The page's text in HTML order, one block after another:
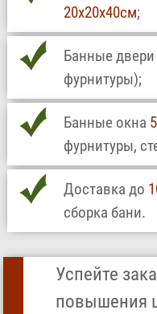
20х20х40см;
Банные двери
фурнитуры);
Банные окна
фурнитуры,
Доставка до
сборка бани.
Успейте
повышения